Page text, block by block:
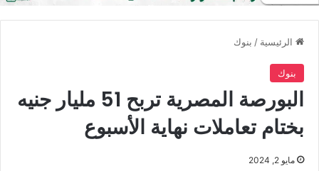
الرئيسية / بنوك
بنوك
البورصة المصرية تربح 51 مليار جنيه
بختام تعاملات نهاية الأسبوع
مايو 2, 2024